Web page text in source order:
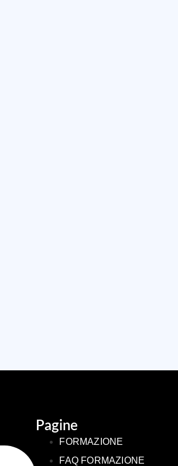
Pagine
FORMAZIONE
FAQ FORMAZIONE